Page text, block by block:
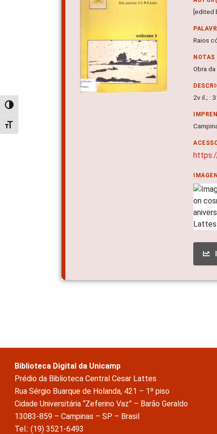
Alternar alto contraste
Alternar tamanho da fonte
[edited
Raios
NOTAS
Obra
2v il.; :
Biblioteca Digital da Unicamp
Prédio da Biblioteca Central Cesar Lattes
Rua Sérgio Buarque de Holanda, 421 – 1º piso
Cidade Universitária “Zeferino Vaz” – Barão Geraldo
13083-859 – Campinas – SP – Brasil
Tel.: (19) 3521-6493